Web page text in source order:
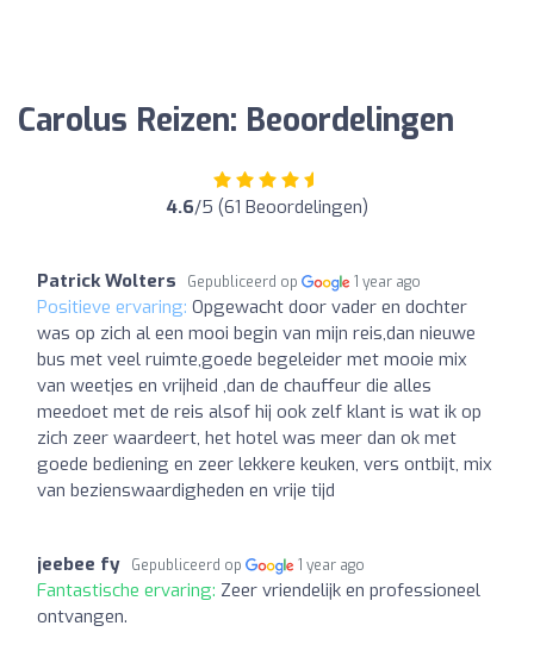
Carolus Reizen: Beoordelingen
4.6/5 (61 Beoordelingen)
Patrick Wolters Gepubliceerd op 1 year ago
Positieve ervaring: Opgewacht door vader en dochter
was op zich al een mooi begin van mijn reis,dan nieuwe
bus met veel ruimte,goede begeleider met mooie mix
van weetjes en vrijheid ,dan de chauffeur die alles
meedoet met de reis alsof hij ook zelf klant is wat ik op
zich zeer waardeert, het hotel was meer dan ok met
goede bediening en zeer lekkere keuken, vers ontbijt, mix
van bezienswaardigheden en vrije tijd
jeebee fy Gepubliceerd op 1 year ago
Fantastische ervaring: Zeer vriendelijk en professioneel
ontvangen.